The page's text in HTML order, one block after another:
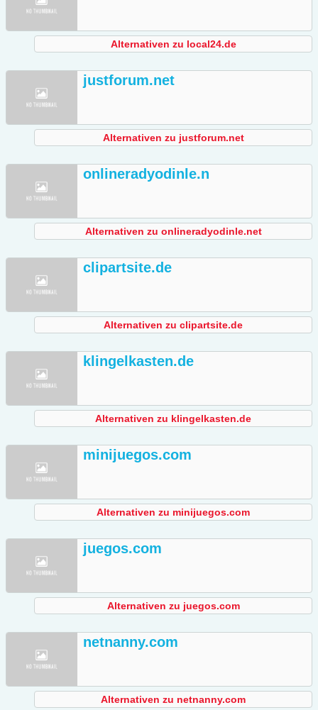
Alternativen zu local24.de
justforum.net
Alternativen zu justforum.net
onlineradyodinle.n
Alternativen zu onlineradyodinle.net
clipartsite.de
Alternativen zu clipartsite.de
klingelkasten.de
Alternativen zu klingelkasten.de
minijuegos.com
Alternativen zu minijuegos.com
juegos.com
Alternativen zu juegos.com
netnanny.com
Alternativen zu netnanny.com